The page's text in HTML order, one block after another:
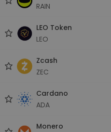
RAIN
LEO Token
LEO
Zcash
ZEC
Cardano
ADA
Monero